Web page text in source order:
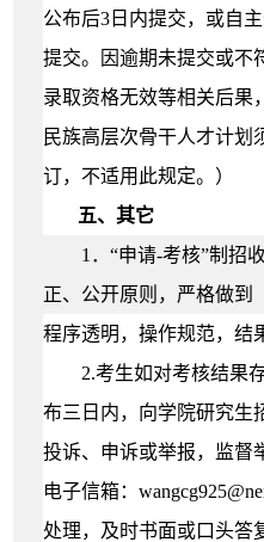
公布后3日内提交，或自
提交。因逾期未提交或不
录取资格无效等相关后果
民族高层次骨干人才计划
订，不适用此规定。）
五、其它
1．“申请-考核”制招
正、公开原则，严格做到
程序透明，操作规范，结
2.考生如对考核结果
布三日内，向学院研究生
投诉、申诉或举报，监督
电子信箱：
处理，及时书面或口头答